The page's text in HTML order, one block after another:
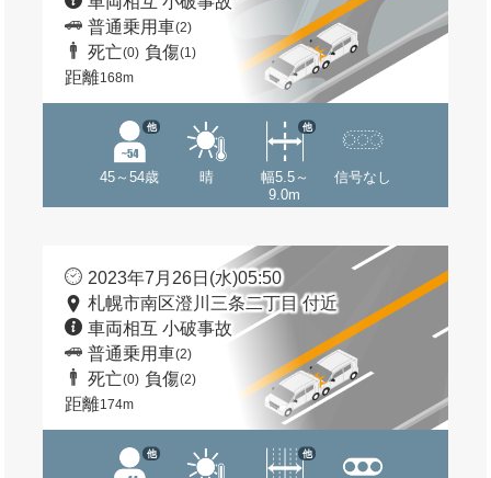
普通乗用車(2)
死亡(0) 負傷(1)
距離168m
45～54歳
他
晴
幅5.5～
9.0m
他
信号なし
2023年7月26日(水)05:50
札幌市南区澄川三条二丁目 付近
車両相互 小破事故
普通乗用車(2)
死亡(0) 負傷(2)
距離174m
他 他